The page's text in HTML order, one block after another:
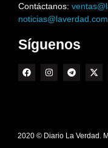
Contáctanos:
noticias@laverdad.com
Síguenos
2020 © Diario La Verdad.